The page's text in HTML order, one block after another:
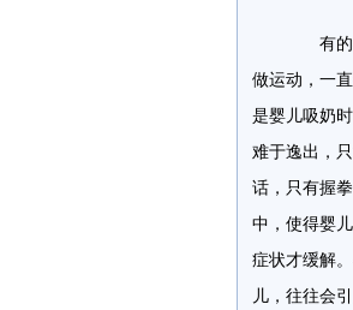
有的婴
做运动，一
是婴儿吸奶
难于逸出，
话，只有握
中，使得婴
症状才缓解
儿，往往会